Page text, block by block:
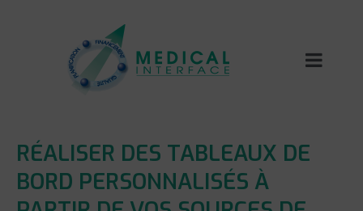
RÉALISER DES TABLEAUX DE
BORD PERSONNALISÉS À